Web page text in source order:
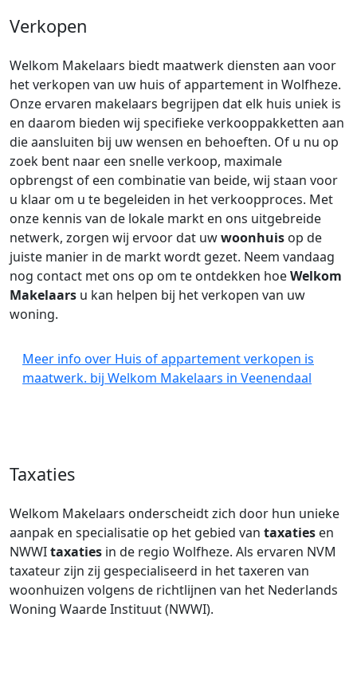
Verkopen
Welkom Makelaars biedt maatwerk diensten aan voor
het verkopen van uw huis of appartement in Wolfheze.
Onze ervaren makelaars begrijpen dat elk huis uniek is
en daarom bieden wij specifieke verkooppakketten aan
die aansluiten bij uw wensen en behoeften. Of u nu op
zoek bent naar een snelle verkoop, maximale
opbrengst of een combinatie van beide, wij staan voor
u klaar om u te begeleiden in het verkoopproces. Met
onze kennis van de lokale markt en ons uitgebreide
netwerk, zorgen wij ervoor dat uwwoonhuis op de
juiste manier in de markt wordt gezet. Neem vandaag
nog contact met ons op om te ontdekken hoeWelkom
Makelaars u kan helpen bij het verkopen van uw
woning.
Meer info over Huis of appartement verkopen is
maatwerk. bij Welkom Makelaars in Veenendaal
Taxaties
Welkom Makelaars onderscheidt zich door hun unieke
aanpak en specialisatie op het gebied van taxaties en
NWWItaxaties in de regio Wolfheze. Als ervaren NVM
taxateur zijn zij gespecialiseerd in het taxeren van
woonhuizen volgens de richtlijnen van het Nederlands
Woning Waarde Instituut (NWWI).